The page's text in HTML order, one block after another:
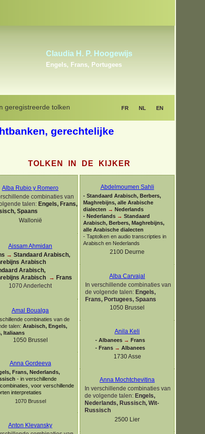
geregistreerde tolken
TOLKEN IN DE KIJKER
Alba Rubio y Romero
combinaties van
talen: Engels, Frans,
Spaans
Wallonië
Aissam Ahmidan
→ Standaard Arabisch,
Arabisch
Arabisch,
Arabisch → Frans
1070 Anderlecht
Amal Boualga
combinaties van de
talen: Arabisch, Engels,
Italiaans
1050 Brussel
Anna Gordeeva
Frans, Nederlands,
- in verschillende
voor verschillende
interpretaties
1070 Brussel
Anton Klevansky
Abdelmoumen Sahli
- Standaard Arabisch, Berbers,
Maghrebijns, alle Arabische
dialecten → Nederlands
- Nederlands → Standaard
Arabisch, Berbers, Maghrebijns,
alle Arabische dialecten
- Taptolken en audio transcripties in
Arabisch en Nederlands
2100 Deurne
Alba Carvajal
In verschillende combinaties van
de volgende talen: Engels,
Frans, Portugees, Spaans
1050 Brussel
Anila Keli
- Albanees → Frans
- Frans → Albanees
1730 Asse
Anna Mochtchevitina
In verschillende combinaties van
de volgende talen: Engels,
Nederlands, Russisch, Wit-
Russisch
2500 Lier
gerechtelijke
Fatma Iferoudjene
Arabisch, Berber
(Amazigh),
EN
FR NL